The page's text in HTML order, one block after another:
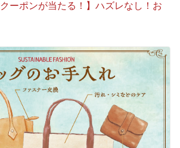
クーポンが当たる！】ハズレなし！お